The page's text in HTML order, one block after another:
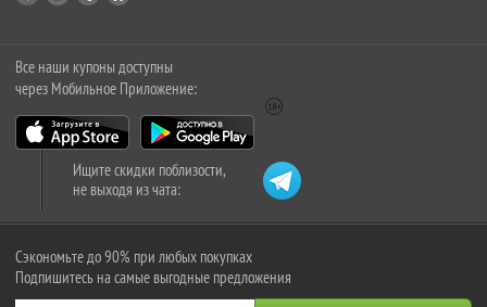
Все наши купоны доступны
через Мобильное Приложение:
Ищите скидки поблизости,
не выходя из чата:
Сэкономьте до 90% при любых покупках
Подпишитесь на самые выгодные предложения